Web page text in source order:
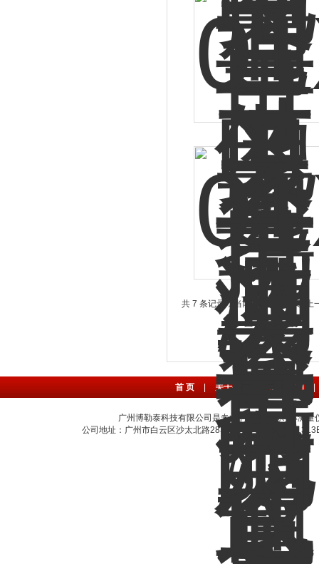
共 7 条记录，当前 1 / 1 页 首页
首 页 关于公司 联系我们 |
广州博勒泰科技有限公司是专业的奥可通电导率测
公司地址：广州市白云区沙太北路283号天健广场A1310-